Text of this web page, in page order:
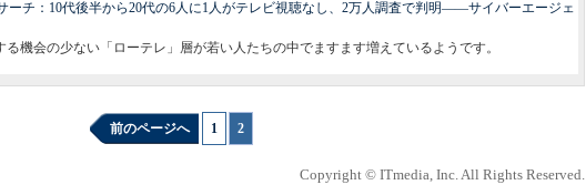
ーチ：10代後半から20代の6人に1人がテレビ視聴なし、2万人調査で判明――サイバーエージェ
る機会の少ない「ローテレ」層が若い人たちの中でますます増えているようです。
前のページへ 1 2
Copyright © ITmedia, Inc. All Rights Reserved.